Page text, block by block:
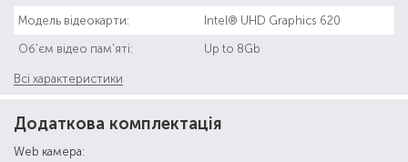
Модель відеокарти: Intel® UHD Graphics 620
Об'єм відео пам'яті: Up to 8Gb
Всі характеристики
Додаткова комплектація
Web камера: